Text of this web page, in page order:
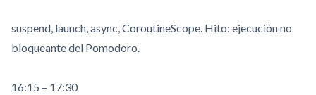
suspend, launch,async,CoroutineScope. Hito: ejecución no
bloqueante del Pomodoro.
16:15 – 17:30